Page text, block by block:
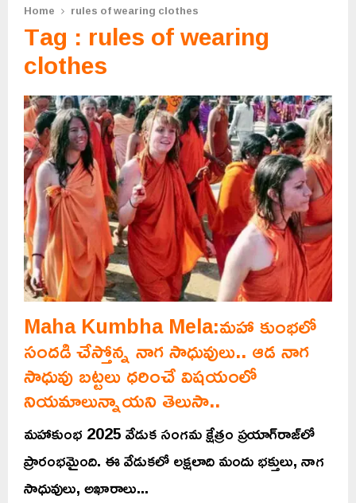
Home rules of wearing clothes
Tag : rules of wearing
clothes
Maha Kumbha Mela:మహా కుంభలో
సందడి చేస్తోన్న నాగ సాధువులు.. ఆడ నాగ
సాధువు బట్టలు ధరించే విషయంలో
నియమాలున్నాయని తెలుసా..
మహాకుంభ 2025 వేడుక సంగమ క్షేత్రం ప్రయాగ్‌రాజ్‌లో
ప్రారంభమైంది. ఈ వేడుకలో లక్షలాది మందు భక్తులు, నాగ
సాధువులు, అఖారాలు...